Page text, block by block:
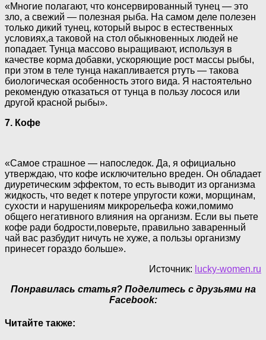
«Многие полагают, что консервированный тунец — это
зло, а свежий — полезная рыба. На самом деле полезен
только дикий тунец, который вырос в естественных
условиях,а таковой на стол обыкновенных людей не
попадает. Тунца массово выращивают, используя в
качестве корма добавки, ускоряющие рост массы рыбы,
при этом в теле тунца накапливается ртуть — такова
биологическая особенность этого вида. Я настоятельно
рекомендую отказаться от тунца в пользу лосося или
другой красной рыбы».
7. Кофе
«Самое страшное — напоследок. Да, я официально
утверждаю, что кофе исключительно вреден. Он обладает
диуретическим эффектом, то есть выводит из организма
жидкость, что ведет к потере упругости кожи, морщинам,
сухости и нарушениям микрорельефа кожи,помимо
общего негативного влияния на организм. Если вы пьете
кофе ради бодрости,поверьте, правильно заваренный
чай вас разбудит ничуть не хуже, а пользы организму
принесет гораздо больше».
Источник: lucky-women.ru
Понравилась статья? Поделитесь с друзьями на
Facebook:
Читайте также: